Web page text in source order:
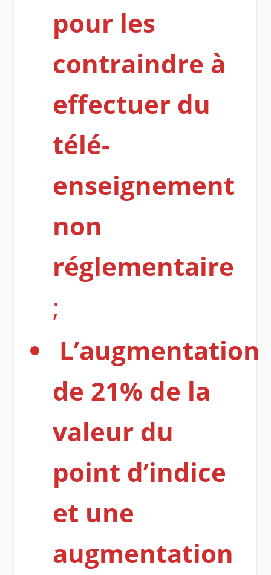
pour les
contraindre à
effectuer du
télé-
enseignement
non
réglementaire
;
L’augmentation
de 21% de la
valeur du
point d’indice
et une
augmentation